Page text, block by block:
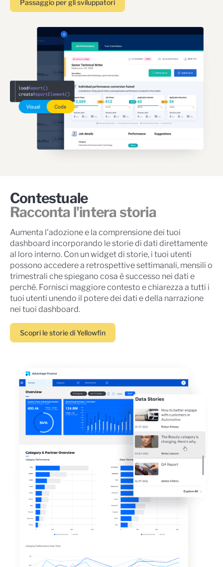
Passaggio per gli sviluppatori
Contestuale
Racconta l'intera storia
Aumenta l'adozione e la comprensione dei tuoi
dashboard incorporando le storie di dati direttamente
al loro interno. Con un widget di storie, i tuoi utenti
possono accedere a retrospettive settimanali, mensili o
trimestrali che spiegano cosa è successo nei dati e
perché. Fornisci maggiore contesto e chiarezza a tutti i
tuoi utenti unendo il potere dei dati e della narrazione
nei tuoi dashboard.
Scopri le storie di Yellowfin